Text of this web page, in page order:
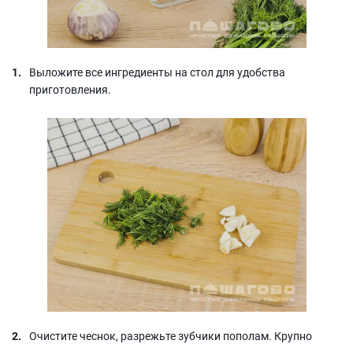
Выложите все ингредиенты на стол для удобства
приготовления.
Очистите чеснок, разрежьте зубчики пополам. Крупно